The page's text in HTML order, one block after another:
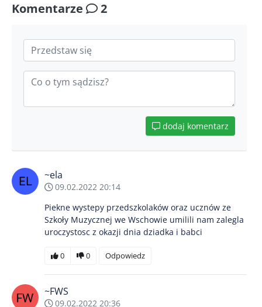
Komentarze 2
dodaj komentarz
~ela
09.02.2022 20:14
Piekne wystepy przedszkolaków oraz ucznów ze
Szkoły Muzycznej we Wschowie umilili nam zalegla
uroczystosc z okazji dnia dziadka i babci
0 0 Odpowiedz
~FWS
09.02.2022 20:36